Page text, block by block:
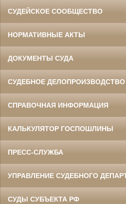
СУДЕЙСКОЕ СООБЩЕСТВО
НОРМАТИВНЫЕ АКТЫ
ДОКУМЕНТЫ СУДА
СУДЕБНОЕ ДЕЛОПРОИЗВОДСТВО
СПРАВОЧНАЯ ИНФОРМАЦИЯ
КАЛЬКУЛЯТОР ГОСПОШЛИНЫ
ПРЕСС-СЛУЖБА
УПРАВЛЕНИЕ СУДЕБНОГО
СУДЫ СУБЪЕКТА РФ